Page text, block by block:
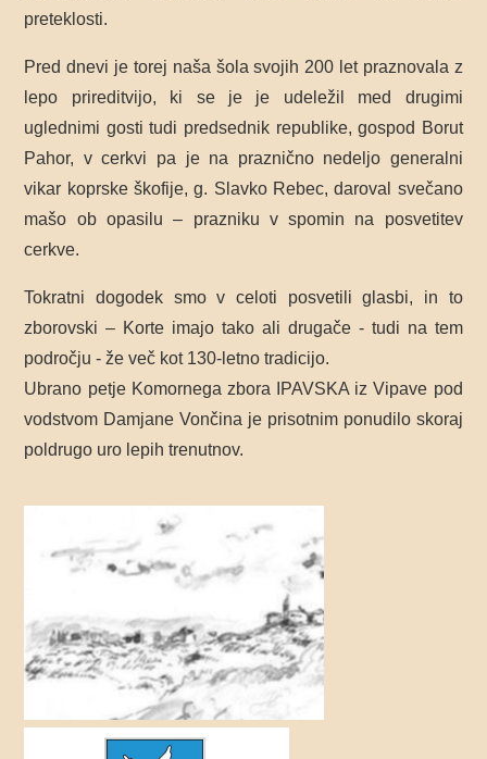
preteklosti.
Pred dnevi je torej naša šola svojih 200 let praznovala z
lepo prireditvijo, ki se je je udeležil med drugimi
uglednimi gosti tudi predsednik republike, gospod Borut
Pahor, v cerkvi pa je na praznično nedeljo generalni
vikar koprske škofije, g. Slavko Rebec, daroval svečano
mašo ob opasilu – prazniku v spomin na posvetitev
cerkve.
Tokratni dogodek smo v celoti posvetili glasbi, in to
zborovski – Korte imajo tako ali drugače - tudi na tem
področju - že več kot 130-letno tradicijo.
Ubrano petje Komornega zbora IPAVSKA iz Vipave pod
vodstvom Damjane Vončina je prisotnim ponudilo skoraj
poldrugo uro lepih trenutnov.